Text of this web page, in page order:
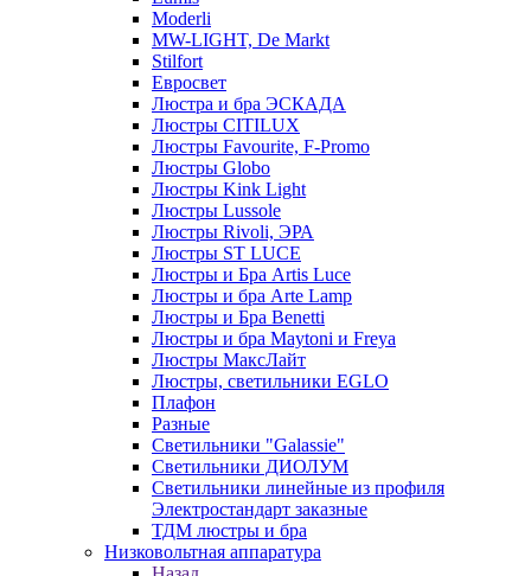
Moderli
MW-LIGHT, De Markt
Stilfort
Евросвет
Люстра и бра ЭСКАДА
Люстры CITILUX
Люстры Favourite, F-Promo
Люстры Globo
Люстры Kink Light
Люстры Lussole
Люстры Rivoli, ЭРА
Люстры ST LUCE
Люстры и Бра Artis Luce
Люстры и бра Arte Lamp
Люстры и Бра Benetti
Люстры и бра Maytoni и Freya
Люстры МаксЛайт
Люстры, светильники EGLO
Плафон
Разные
Светильники "Galassie"
Светильники ДИОЛУМ
Светильники линейные из профиля
Электростандарт заказные
ТДМ люстры и бра
Низковольтная аппаратура